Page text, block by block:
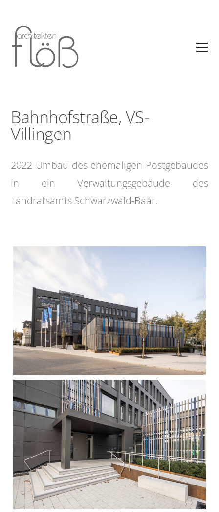
Bahnhofstraße, VS-
Villingen
2022 Umbau des ehemaligen Postgebäudes
in ein Verwaltungsgebäude des
Landratsamts Schwarzwald-Baar.